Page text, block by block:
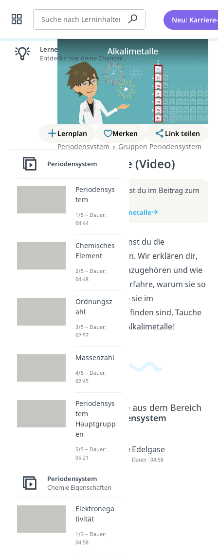
Suche Neu:
Lernplan Merken
Link teilen
Periodensystem
Gruppen Periodensystem
Alkalimetalle (Video)
Weitere Infos erhältst du im Beitrag zum
Video
zum Beitrag: Alkalimetalle
In diesem Video lernst du die
Alkalimetalle kennen. Wir erklären dir,
welche Elemente dazugehören und wie
sie sich verhalten. Erfahre, warum sie so
reaktiv sind und wo sie im
Periodensystem zu finden sind. Tauche
ein in die Welt der Alkalimetalle!
Beliebte Inhalte aus dem Bereich
Periodensystem
Erdalkali
metalle
Halogene Edelgase
Dauer: 04:58
Lernen lohnt sich!
Entdecke hier deine Chancen.
Periodensystem
Periodensys
tem
1/5 – Dauer:
04:44
Chemisches
Element
2/5 – Dauer:
04:48
Ordnungsz
ahl
3/5 – Dauer:
02:57
Massenzahl
4/5 – Dauer:
02:45
Periodensys
tem
Hauptgrupp
en
5/5 – Dauer:
05:21
Periodensystem
Chemie Eigenschaften
Elektronega
tivität
1/3 – Dauer:
04:58